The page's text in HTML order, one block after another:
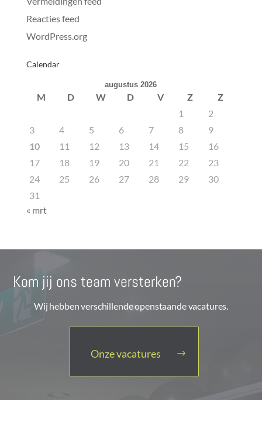
Reacties feed
WordPress.org
Calendar
augustus 2026
M D W D V Z
Z
1
2
3
4 5 6 7 8
9
10
11 12 13 14 15
16
17
18 19 20 21 22
23
24
25 26 27 28 29
30
31
« mrt
Kom jij ons team versterken?
Wij hebben verschillende openstaande vacatures.
Onze vacatures